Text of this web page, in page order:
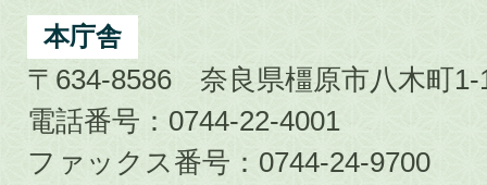
City
本庁舎
〒634-8586 奈良県橿原市八木町1-
電話番号：0744-22-4001
ファックス番号：0744-24-9700